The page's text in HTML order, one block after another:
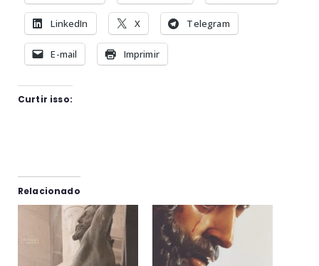
LinkedIn X Telegram
E-mail Imprimir
Curtir isso:
Relacionado